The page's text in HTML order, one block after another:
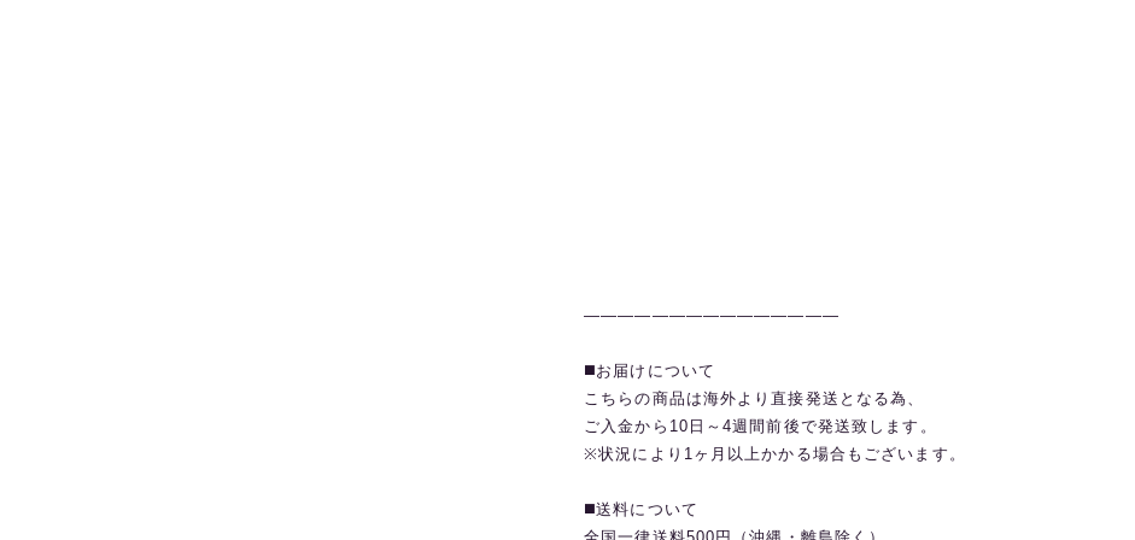
———————————————
◼️お届けについて
こちらの商品は海外より直接発送となる為、
ご入金から10日～4週間前後で発送致します。
※状況により1ヶ月以上かかる場合もございます。
◼️送料について